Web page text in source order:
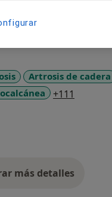
Artrosis de cadera
+111
más detalles
sobre la experiencia